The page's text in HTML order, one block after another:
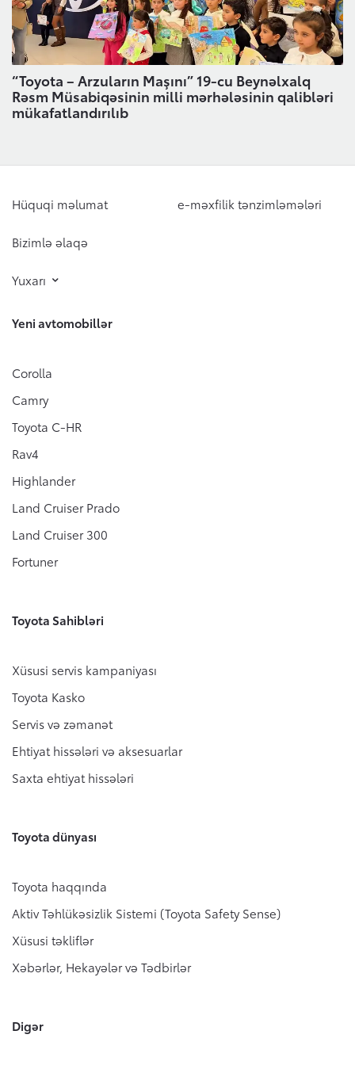
“Toyota – Arzuların Maşını” 19-cu Beynəlxalq
Rəsm Müsabiqəsinin milli mərhələsinin qalibləri
mükafatlandırılıb
Hüquqi məlumat e-məxfilik tənzimləmələri
Bizimlə əlaqə
Yuxarı
Yeni avtomobillər
Corolla
Camry
Toyota C-HR
Rav4
Highlander
Land Cruiser Prado
Land Cruiser 300
Fortuner
Toyota Sahibləri
Xüsusi servis kampaniyası
Toyota Kasko
Servis və zəmanət
Ehtiyat hissələri və aksesuarlar
Saxta ehtiyat hissələri
Toyota dünyası
Toyota haqqında
Aktiv Təhlükəsizlik Sistemi (Toyota Safety Sense)
Xüsusi təkliflər
Xəbərlər, Hekayələr və Tədbirlər
Digər